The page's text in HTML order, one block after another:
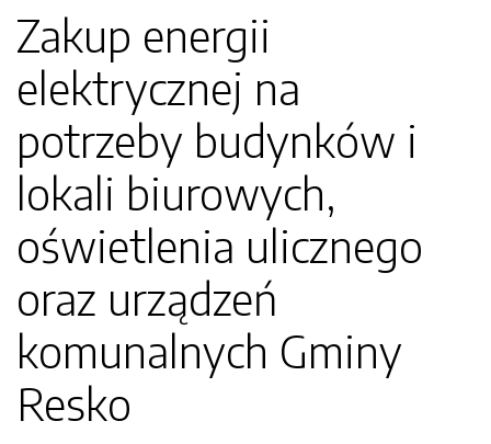
Zakup energii
elektrycznej na
potrzeby budynków i
lokali biurowych,
oświetlenia ulicznego
oraz urządzeń
komunalnych Gminy
Resko